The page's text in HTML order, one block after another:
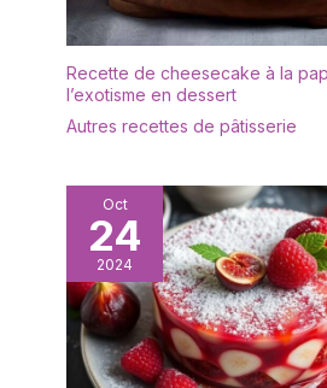
dîner en
bords
qui sont
en
cadeau
Recette de cheesecake à la
l’exotisme en dessert
Autres recettes de pâtisserie
Oct
24
2024